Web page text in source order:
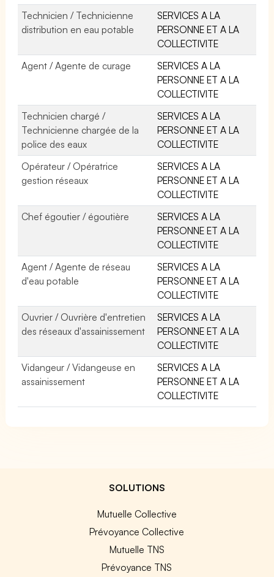
Technicien / Technicienne
distribution en eau potable
SERVICES A LA
PERSONNE ET A LA
COLLECTIVITE
Agent / Agente de curage
SERVICES A LA
PERSONNE ET A LA
COLLECTIVITE
Technicien chargé /
Technicienne chargée de la
police des eaux
SERVICES A LA
PERSONNE ET A LA
COLLECTIVITE
Opérateur / Opératrice
gestion réseaux
SERVICES A LA
PERSONNE ET A LA
COLLECTIVITE
Chef égoutier / égoutière
SERVICES A LA
PERSONNE ET A LA
COLLECTIVITE
Agent / Agente de réseau
d'eau potable
SERVICES A LA
PERSONNE ET A LA
COLLECTIVITE
Ouvrier / Ouvrière d'entretien
des réseaux d'assainissement
SERVICES A LA
PERSONNE ET A LA
COLLECTIVITE
Vidangeur / Vidangeuse en
assainissement
SERVICES A LA
PERSONNE ET A LA
COLLECTIVITE
SOLUTIONS
Mutuelle Collective
Prévoyance Collective
Mutuelle TNS
Prévoyance TNS